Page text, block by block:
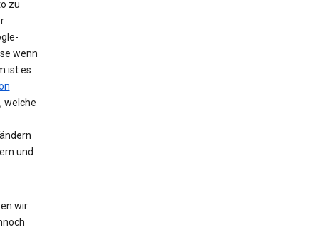
zu
wenn
ist es
welche
und
wir